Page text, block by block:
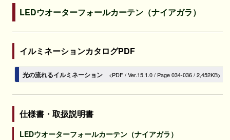
LEDウオーターフォールカーテン（ナイアガラ）
イルミネーションカタログPDF
光の流れるイルミネーション <PDF / Ver.15.1.0 / Page 034-036 / 2,452KB>
仕様書・取扱説明書
LEDウオーターフォールカーテン（ナイアガラ）